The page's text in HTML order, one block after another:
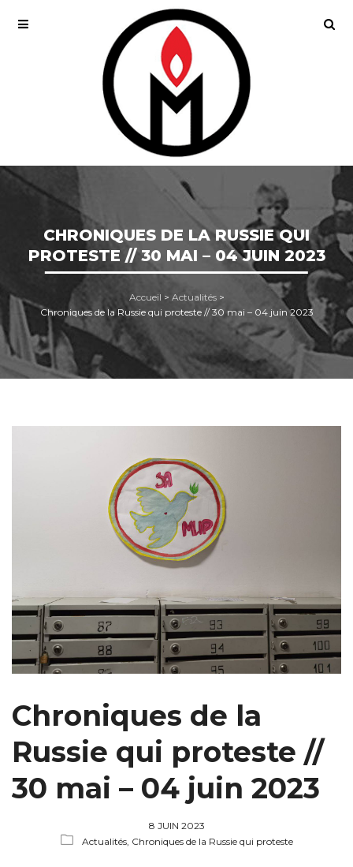
CHRONIQUES DE LA RUSSIE QUI
PROTESTE // 30 MAI – 04 JUIN 2023
Accueil > Actualités>
Chroniques de la Russie qui proteste // 30 mai – 04 juin 2023
Chroniques de la
Russie qui proteste //
30 mai – 04 juin 2023
8 JUIN 2023
Actualités, Chroniques de la Russie qui proteste